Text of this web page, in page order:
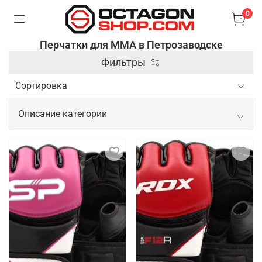
0
Перчатки для ММА в Петрозаводске
Фильтры
Описание категории
Профессиональные перчатки для
ММА
Перчатки для ММА (смешанных боевых искусств)
– это специальные аксессуары, которые
используются для защиты рук и обеспечения
безопасности бойцов во время тренировок и
соревнований. Они отличаются от боксерских
перчаток тем, что имеют открытые пальцы и